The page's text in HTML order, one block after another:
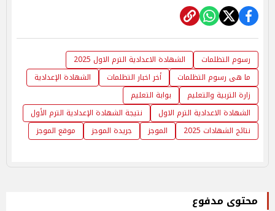
رسوم التظلمات
الشهادة الاعدادية الترم الاول 2025
ما هى رسوم التظلمات
أخر اخبار التظلمات
الشهادة الإعدادية
زارة التربية والتعليم
بوابة التعليم
الشهادة الاعدادية الترم الاول
نتيجة الشهادة الإعدادية الترم الأول
نتائج الشهادات 2025
الموجز جريدة الموجز موقع الموجز
محتوى مدفوع